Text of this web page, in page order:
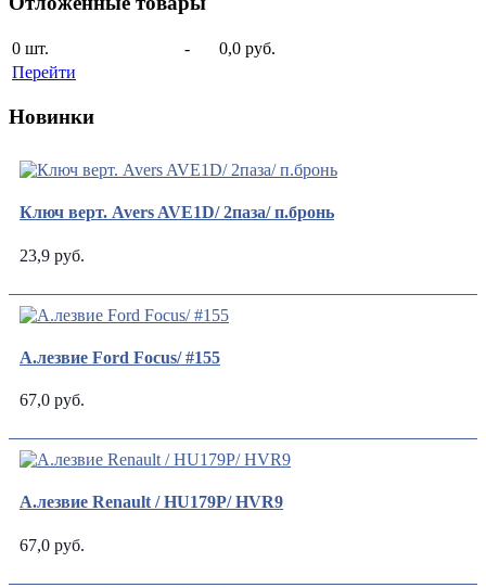
0 шт. -
0,0 руб.
Перейти
Новинки
Ключ верт. Avers AVE1D/ 2паза/ п.бронь
23,9 руб.
А.лезвие Ford Focus/ #155
67,0 руб.
А.лезвие Renault / HU179P/ HVR9
67,0 руб.